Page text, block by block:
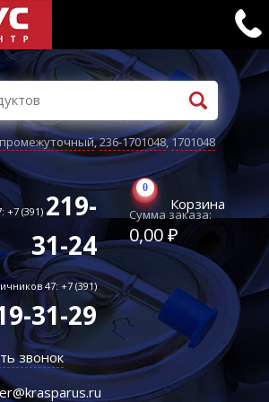
,236-1701048,1701048
+7 (391) 219-
31-24
47: +7 (391)
31-29
звонок
0
Корзина
Сумма заказа:
0,00 ₽